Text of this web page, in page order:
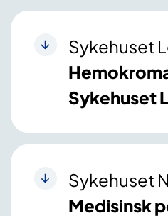
Sykehuset
Sykehuset
Sykehuset
Medisinsk